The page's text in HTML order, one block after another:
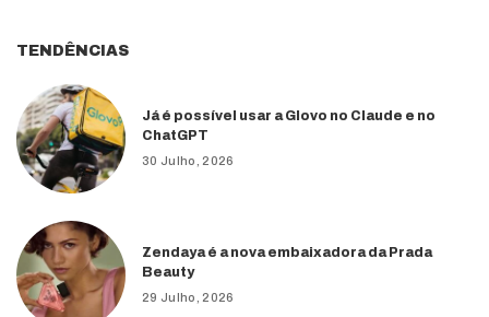
TENDÊNCIAS
Já é possível usar a Glovo no Claude e no
ChatGPT
30 Julho, 2026
Zendaya é a nova embaixadora da Prada
Beauty
29 Julho, 2026